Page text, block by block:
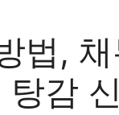
법,
탕감